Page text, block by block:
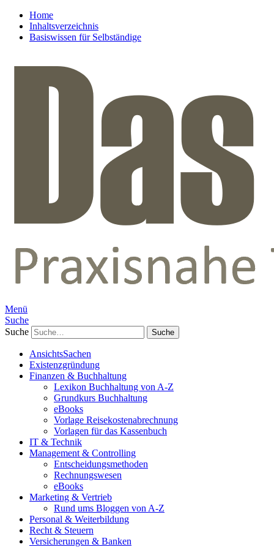
Home
Inhaltsverzeichnis
Basiswissen für Selbständige
Menü
Suche
Suche
AnsichtsSachen
Existenzgründung
Finanzen & Buchhaltung
Lexikon Buchhaltung von A-Z
Grundkurs Buchhaltung
eBooks
Vorlage Reisekostenabrechnung
Vorlagen für das Kassenbuch
IT & Technik
Management & Controlling
Entscheidungsmethoden
Rechnungswesen
eBooks
Marketing & Vertrieb
Rund ums Bloggen von A-Z
Personal & Weiterbildung
Recht & Steuern
Versicherungen & Banken